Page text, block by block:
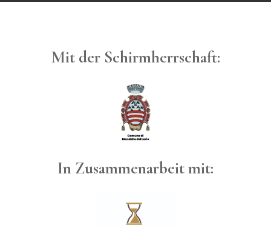
Mit der Schirmherrschaft:
In Zusammenarbeit mit: